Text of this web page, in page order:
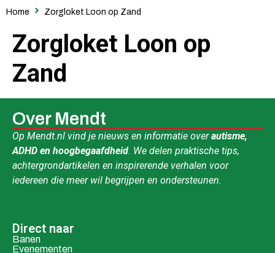
Home Zorgloket Loon op Zand
Zorgloket Loon op
Zand
Over Mendt
Op Mendt.nl vind je nieuws en informatie overautisme,
ADHD en hoogbegaafdheid. We delen praktische tips,
achtergrondartikelen en inspirerende verhalen voor
iedereen die meer wil begrijpen en ondersteunen.
Direct naar
Banen
Evenementen